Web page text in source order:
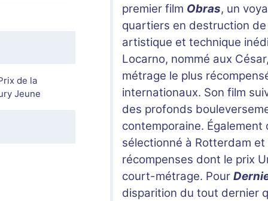
de la
Jeune
premier film Obras, un
quartiers en destruction
artistique et technique
Locarno, nommé aux
métrage le plus
internationaux. Son film
des profonds
contemporaine.
sélectionné à Rotterdam
récompenses dont le prix
court-métrage. Pour
disparition du tout dernier